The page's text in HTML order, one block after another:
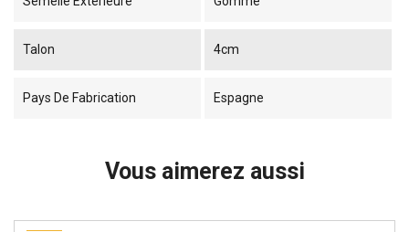
Talon 4cm
Pays De Fabrication Espagne
Vous aimerez aussi